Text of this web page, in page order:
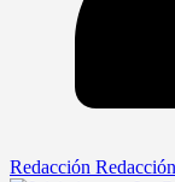
Redacción Redacción